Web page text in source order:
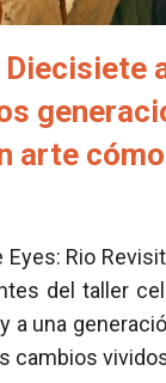
arte
Rio
del taller
a una
cambios